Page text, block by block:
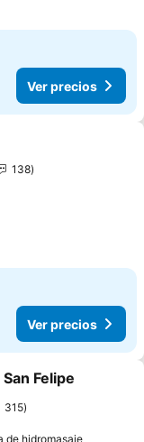
Ver precios
138
Ver precios
favoritos
Felipe
315
de hidromasaje